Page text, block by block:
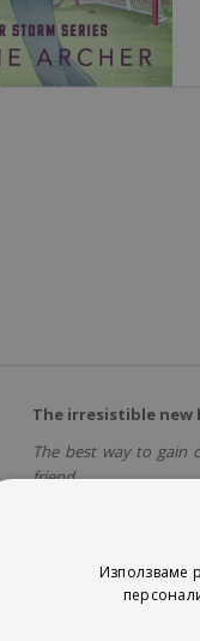
The irresistible new
The best way to gain
friend.
He'll teach me to be
practice kisses push
Използваме